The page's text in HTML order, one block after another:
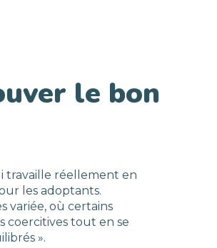
le bon
travaille réellement en
les adoptants.
variée, où certains
coercitives tout en se
».